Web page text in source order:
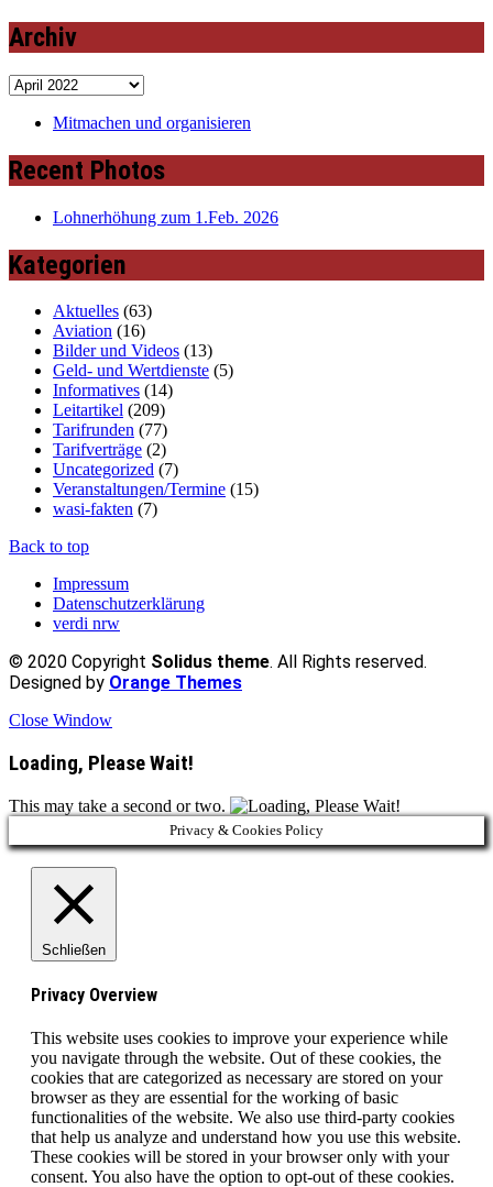
Archiv
Archiv
Mitmachen und organisieren
Recent Photos
Lohnerhöhung zum 1.Feb. 2026
Kategorien
Aktuelles (63)
Aviation (16)
Bilder und Videos (13)
Geld- und Wertdienste (5)
Informatives (14)
Leitartikel (209)
Tarifrunden (77)
Tarifverträge (2)
Uncategorized (7)
Veranstaltungen/Termine (15)
wasi-fakten (7)
Back to top
Impressum
Datenschutzerklärung
verdi nrw
© 2020 Copyright Solidus theme. All Rights reserved.
Designed by Orange Themes
Close Window
Loading, Please Wait!
This may take a second or two.
Privacy & Cookies Policy
Schließen
Privacy Overview
This website uses cookies to improve your experience while
you navigate through the website. Out of these cookies, the
cookies that are categorized as necessary are stored on your
browser as they are essential for the working of basic
functionalities of the website. We also use third-party cookies
that help us analyze and understand how you use this website.
These cookies will be stored in your browser only with your
consent. You also have the option to opt-out of these cookies.